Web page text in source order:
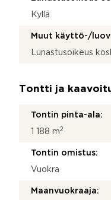
Kyllä
Muut käyttö-/
Lunastusoikeus
Tontti ja
Tontin pinta-ala:
1 188 m2
Tontin omistus:
Vuokra
Maanvuokraaja: